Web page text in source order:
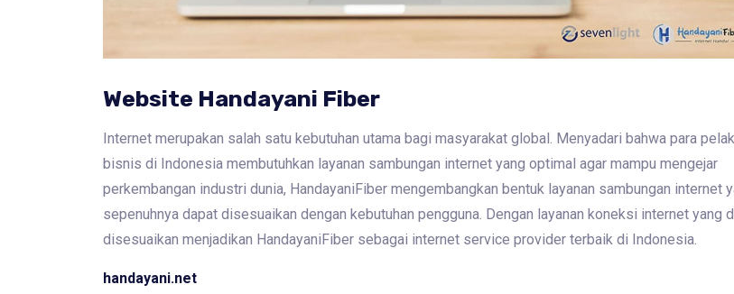
Website Handayani Fiber
Internet merupakan salah satu kebutuhan utama bagi masyarakat global. Menyadari bahwa para
bisnis di Indonesia membutuhkan layanan sambungan internet yang optimal agar mampu mengejar
perkembangan industri dunia, HandayaniFiber mengembangkan bentuk layanan sambungan internet
sepenuhnya dapat disesuaikan dengan kebutuhan pengguna. Dengan layanan koneksi internet yang
disesuaikan menjadikan HandayaniFiber sebagai internet service provider terbaik di Indonesia.
handayani.net